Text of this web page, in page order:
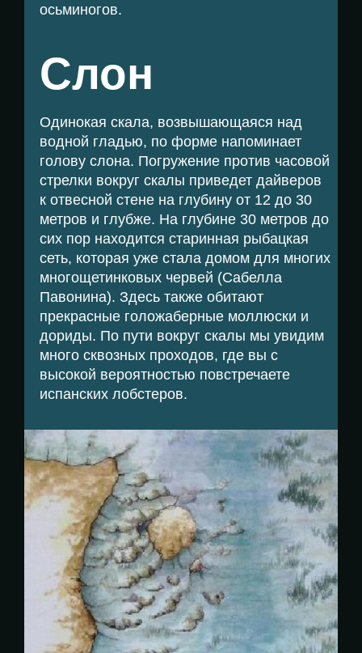
осьминогов.
Слон
Одинокая скала, возвышающаяся над
водной гладью, по форме напоминает
голову слона. Погружение против часовой
стрелки вокруг скалы приведет дайверов
к отвесной стене на глубину от 12 до 30
метров и глубже. На глубине 30 метров до
сих пор находится старинная рыбацкая
сеть, которая уже стала домом для многих
многощетинковых червей (Сабелла
Павонина). Здесь также обитают
прекрасные голожаберные моллюски и
дориды. По пути вокруг скалы мы увидим
много сквозных проходов, где вы с
высокой вероятностью повстречаете
испанских лобстеров.